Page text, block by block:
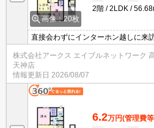
画像：20枚
2階
2LDK
直接会わずにインターホン越しに来
ルを事前に回避しやすくなります。
独立などが揃っているので、快適に
す。簡単に温度管理できるエアコン
ーキングスペース利用価格は￥4950
株式会社アークス エイブルネットワーク
天神店
情報更新日 2026/08/07
6.2万円(管理費